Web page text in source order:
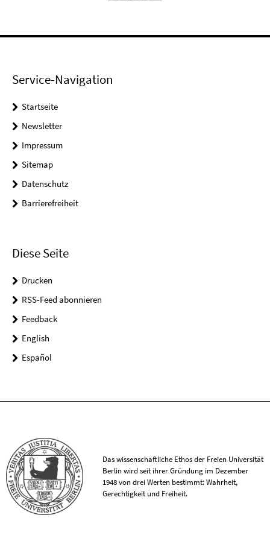
Service-Navigation
Startseite
Newsletter
Impressum
Sitemap
Datenschutz
Barrierefreiheit
Diese Seite
Drucken
RSS-Feed abonnieren
Feedback
English
Español
Das wissenschaftliche Ethos der Freien Universität
Berlin wird seit ihrer Gründung im Dezember
1948 von drei Werten bestimmt: Wahrheit,
Gerechtigkeit und Freiheit.